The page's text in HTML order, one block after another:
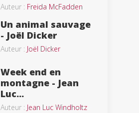
Auteur : Freida McFadden
Un animal sauvage
- Joël Dicker
Auteur : Joël Dicker
Week end en
montagne - Jean
Luc...
Auteur : Jean Luc Windholtz